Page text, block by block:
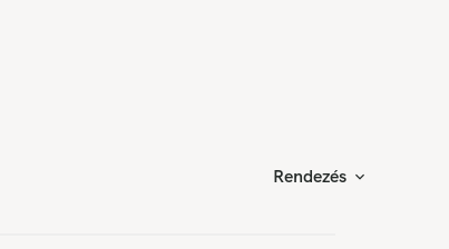
Rendezés